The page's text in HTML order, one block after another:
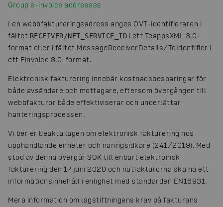
Group e-invoice addresses
I en webbfaktureringsadress anges OVT-identifieraren i
fältet RECEIVER/NET_SERVICE_ID i ett TeappsXML 3.0-
format eller i fältet MessageReceiverDetails/ToIdentifier i
ett Finvoice 3.0-format.
Elektronisk fakturering innebär kostnadsbesparingar för
både avsändare och mottagare, eftersom övergången till
webbfakturor både effektiviserar och underlättar
hanteringsprocessen.
Vi ber er beakta lagen om elektronisk fakturering hos
upphandlande enheter och näringsidkare (241/2019). Med
stöd av denna övergår SOK till enbart elektronisk
fakturering den 17 juni 2020 och nätfakturorna ska ha ett
informationsinnehåll i enlighet med standarden EN16931.
Mera information om lagstiftningens krav på fakturans